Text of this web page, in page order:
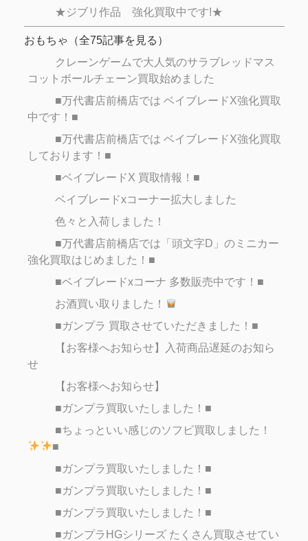
★ジブリ作品 強化買取中です!★
おもちゃ （全75記事を見る）
クレーンゲームで大人気のサラブレッドマス
コットボールチェーン買取始めました
■万代書店前橋店では ベイブレードX強化買取
中です！■
■万代書店前橋店では ベイブレードX強化買取
しております！■
■ベイブレードX 買取情報！■
ベイブレードxコーナー拡大しました
色々と入荷しました！
■万代書店前橋店では「頭文字D」のミニカー
強化買取はじめました！■
■ベイブレードxコーナ 多数販売中です！■
お酒買い取りました！
■ガンプラ 買取させていただきました！■
【お客様へお知らせ】入荷商品遅延のお知ら
せ
【お客様へお知らせ】
■ガンプラ買取いたしました！■
■ちょっといい感じのソフビ買取しました！
■
■ガンプラ買取いたしました！■
■ガンプラ買取いたしました！■
■ガンプラ買取いたしました！■
■ガンプラHGシリーズ たくさん買取させてい